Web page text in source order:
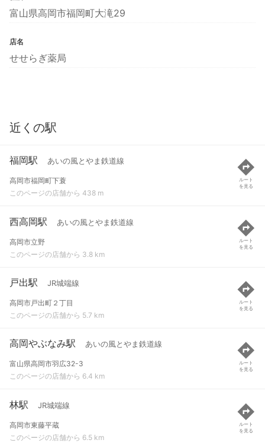
富山県高岡市福岡町大滝29
店名
せせらぎ薬局
近くの駅
福岡駅 あいの風とやま鉄道線
高岡市福岡町下蓑
このページの店舗から 438 m
ルート
を見る
西高岡駅 あいの風とやま鉄道線
高岡市立野
このページの店舗から 3.8 km
ルート
を見る
戸出駅 JR城端線
高岡市戸出町２丁目
このページの店舗から 5.7 km
ルート
を見る
高岡やぶなみ駅 あいの風とやま鉄道線
富山県高岡市羽広32-3
このページの店舗から 6.4 km
ルート
を見る
林駅 JR城端線
高岡市東藤平蔵
このページの店舗から 6.5 km
ルート
を見る